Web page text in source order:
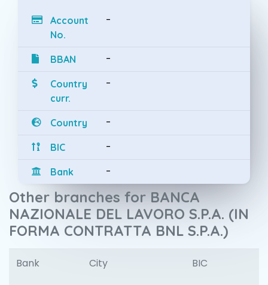
Account
No.
-
BBAN -
Country
curr.
-
Country -
BIC -
Bank -
Other branches for BANCA
NAZIONALE DEL LAVORO S.P.A. (IN
FORMA CONTRATTA BNL S.P.A.)
Bank City BIC